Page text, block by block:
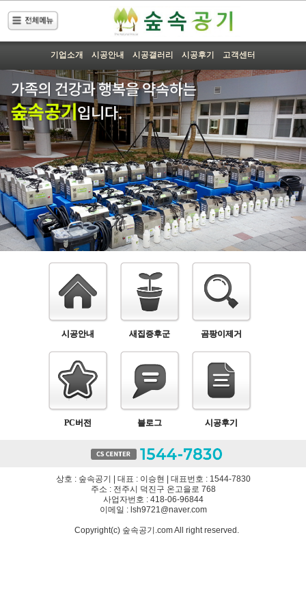
기업소개 시공안내 시공갤러리 시공후기 고객센터
시공안내 새집증후군 곰팡이제거
PC버전 블로그 시공후기
상호 : 숲속공기 | 대표 : 이승현 | 대표번호 : 1544-7830
주소 : 전주시 덕진구 온고을로 768
사업자번호 : 418-06-96844
이메일 : lsh9721@naver.com
Copyright(c) 숲속공기.com All right reserved.